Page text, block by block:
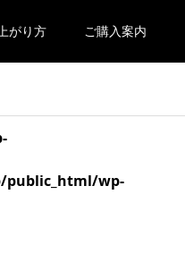
がり方 ご購入案内
wp-